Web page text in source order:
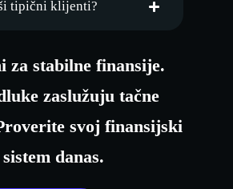
tipični klijenti?
za stabilne finansije.
zaslužuju tačne
svoj finansijski
sistem danas.